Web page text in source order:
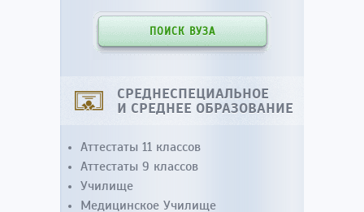
ПОИСК ВУЗА
СРЕДНЕСПЕЦИАЛЬНОЕ
И СРЕДНЕЕ ОБРАЗОВАНИЕ
Аттестаты 11 классов
Аттестаты 9 классов
Училище
Медицинское Училище